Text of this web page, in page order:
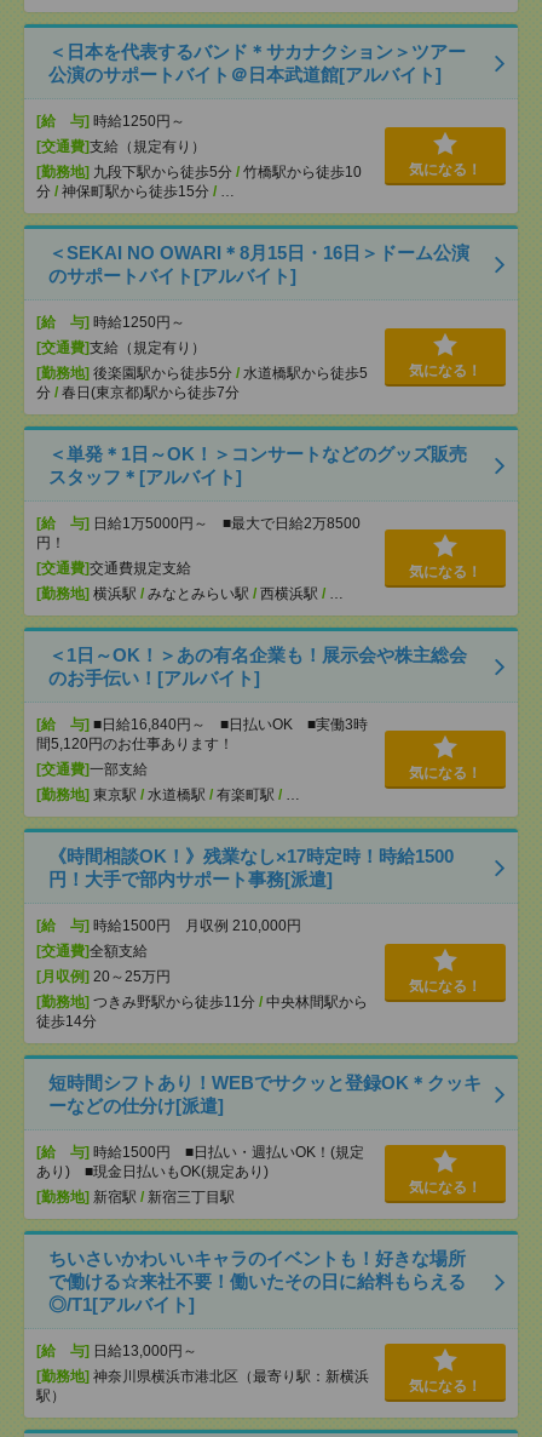
＜日本を代表するバンド＊サカナクション＞ツアー
公演のサポートバイト＠日本武道館[アルバイト]
[給 与] 時給1250円～
[交通費]支給（規定有り）
[勤務地] 九段下駅から徒歩5分 / 竹橋駅から徒歩10
分 / 神保町駅から徒歩15分 / …
気になる！
＜SEKAI NO OWARI＊8月15日・16日＞ドーム公演
のサポートバイト[アルバイト]
[給 与] 時給1250円～
[交通費]支給（規定有り）
[勤務地] 後楽園駅から徒歩5分 / 水道橋駅から徒歩5
分 / 春日(東京都)駅から徒歩7分
気になる！
＜単発＊1日～OK！＞コンサートなどのグッズ販売
スタッフ＊[アルバイト]
[給 与] 日給1万5000円～ ■最大で日給2万8500
円！
[交通費]交通費規定支給
[勤務地] 横浜駅 / みなとみらい駅 / 西横浜駅 / …
気になる！
＜1日～OK！＞あの有名企業も！展示会や株主総会
のお手伝い！[アルバイト]
[給 与] ■日給16,840円～ ■日払いOK ■実働3時
間5,120円のお仕事あります！
[交通費]一部支給
[勤務地] 東京駅 / 水道橋駅 / 有楽町駅 / …
気になる！
《時間相談OK！》残業なし×17時定時！時給1500
円！大手で部内サポート事務[派遣]
[給 与] 時給1500円 月収例 210,000円
[交通費]全額支給
[月収例] 20～25万円
[勤務地] つきみ野駅から徒歩11分 / 中央林間駅から
徒歩14分
気になる！
短時間シフトあり！WEBでサクッと登録OK＊クッキ
ーなどの仕分け[派遣]
[給 与] 時給1500円 ■日払い・週払いOK！(規定
あり) ■現金日払いもOK(規定あり)
[勤務地] 新宿駅 / 新宿三丁目駅
気になる！
ちいさいかわいいキャラのイベントも！好きな場所
で働ける☆来社不要！働いたその日に給料もらえる
◎/T1[アルバイト]
[給 与] 日給13,000円～
[勤務地] 神奈川県横浜市港北区（最寄り駅：新横浜
駅）
気になる！